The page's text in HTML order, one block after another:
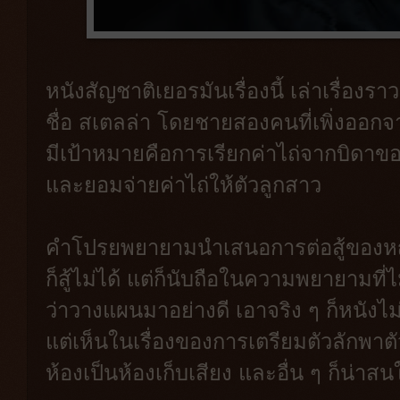
หนังสัญชาติเยอรมันเรื่องนี้ เล่าเรื่องร
ชื่อ สเตลล่า โดยชายสองคนที่เพิ่งออก
มีเป้าหมายคือการเรียกค่าไถ่จากบิดา
และยอมจ่ายค่าไถ่ให้ตัวลูกสาว
คำโปรยพยายามนำเสนอการต่อสู้ของ
ก็สู้ไม่ได้ แต่ก็นับถือในความพยายาม
ว่าวางแผนมาอย่างดี เอาจริง ๆ ก็หนัง
แต่เห็นในเรื่องของการเตรียมตัวลักพ
ห้องเป็นห้องเก็บเสียง และอื่น ๆ ก็น่าสน